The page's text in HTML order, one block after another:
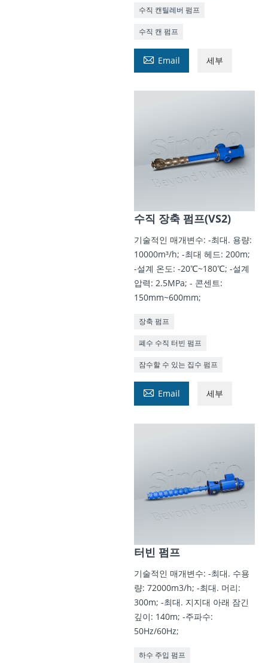
수직 캔틸레버 펌프
수직 캔 펌프
 Email 세부
수직 장축 펌프(VS2)
기술적인 매개변수: -최대. 용량:
10000m³/h; -최대 헤드: 200m;
-설계 온도: -20℃~180℃; -설계
압력: 2.5MPa; - 콘센트:
150mm~600mm;
장축 펌프
폐수 수직 터빈 펌프
잠수할 수 있는 집수 펌프
 Email 세부
터빈 펌프
기술적인 매개변수: -최대. 수용
량: 72000m3/h; -최대. 머리:
300m; -최대. 지지대 아래 잠긴
깊이: 140m; -주파수:
50Hz/60Hz;
하수 주입 펌프